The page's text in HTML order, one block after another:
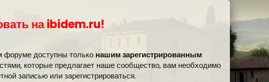
на ibidem.ru!
форуме доступны только нашим зарегистрированным
которые предлагает наше сообщество, вам необходимо
записью или зарегистрироваться.